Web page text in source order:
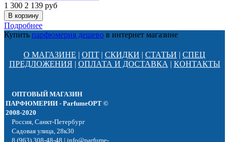
1 300 2 139 руб
Подробнее
Купить парфюмерия дешево в интернет магазине
О МАГАЗИНЕ | ОПТ | СКИДКИ | СТАТЬИ | СПЕЦ
ПРЕДЛОЖЕНИЯ | ОПЛАТА И ДОСТАВКА | КОНТАКТЫ
ОПТОВЫЙ МАГАЗИН
ПАРФЮМЕРИИ - ParfumeOPT ©
2008-2020
Россия, Санкт-Петербург
Садовая улица, 28к30
8 (963) 308-48-48 | info@parfume-